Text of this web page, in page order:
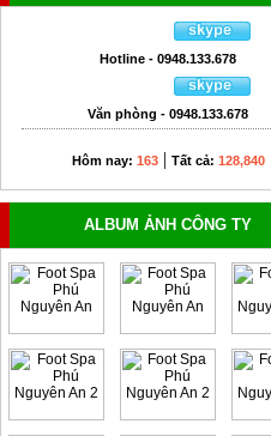
Hotline - 0948.133.678
Văn phòng - 0948.133.678
Hôm nay: 163| Tất cả: 128,840
ALBUM ẢNH CÔNG TY